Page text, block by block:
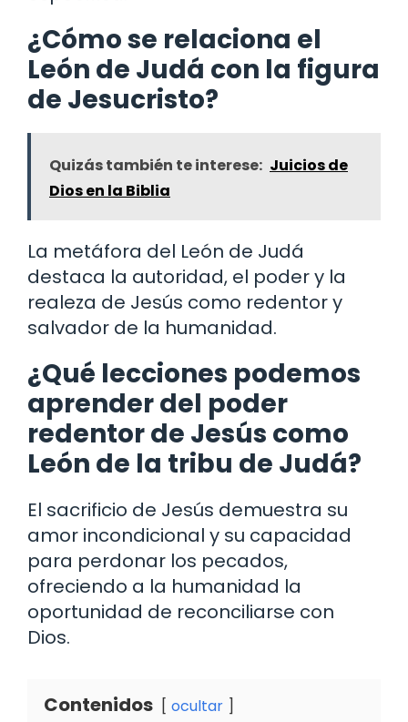
¿Cómo se relaciona el
León de Judá con la figura
de Jesucristo?
Quizás también te interese: Juicios de
Dios en la Biblia
La metáfora del León de Judá
destaca la autoridad, el poder y la
realeza de Jesús como redentor y
salvador de la humanidad.
¿Qué lecciones podemos
aprender del poder
redentor de Jesús como
León de la tribu de Judá?
El sacrificio de Jesús demuestra su
amor incondicional y su capacidad
para perdonar los pecados,
ofreciendo a la humanidad la
oportunidad de reconciliarse con
Dios.
Contenidos ocultar